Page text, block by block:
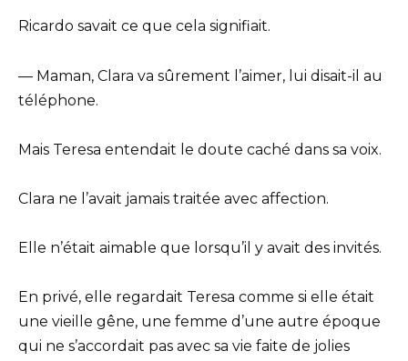
Ricardo savait ce que cela signifiait.
— Maman, Clara va sûrement l’aimer, lui disait-il au
téléphone.
Mais Teresa entendait le doute caché dans sa voix.
Clara ne l’avait jamais traitée avec affection.
Elle n’était aimable que lorsqu’il y avait des invités.
En privé, elle regardait Teresa comme si elle était
une vieille gêne, une femme d’une autre époque
qui ne s’accordait pas avec sa vie faite de jolies